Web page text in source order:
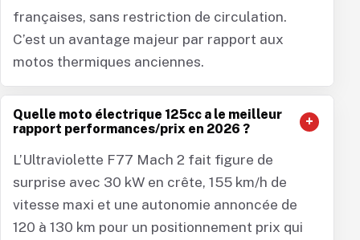
françaises, sans restriction de circulation.
C’est un avantage majeur par rapport aux
motos thermiques anciennes.
Quelle moto électrique 125cc a le meilleur
rapport performances/prix en 2026 ?
L’Ultraviolette F77 Mach 2 fait figure de
surprise avec 30 kW en crête, 155 km/h de
vitesse maxi et une autonomie annoncée de
120 à 130 km pour un positionnement prix qui